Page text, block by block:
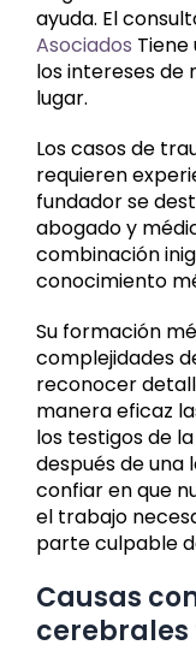
ayuda. El
Asociados
los intereses de
lugar.
Los casos de
requieren
fundador se
abogado y
combinación
conocimiento
Su formación
complejidades
reconocer
manera eficaz
los testigos de
después de una
confiar en que
el trabajo
parte culpable
Causas